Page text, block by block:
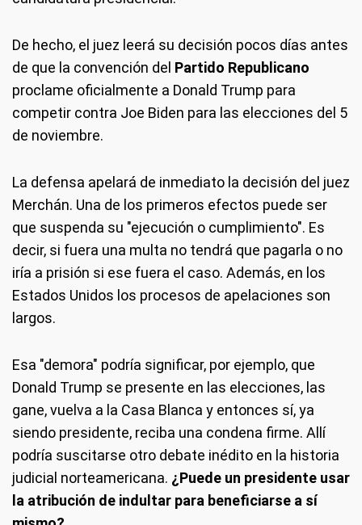
De hecho, el juez leerá su decisión pocos días antes
de que la convención del Partido Republicano
proclame oficialmente a Donald Trump para
competir contra Joe Biden para las elecciones del 5
de noviembre.
La defensa apelará de inmediato la decisión del juez
Merchán. Una de los primeros efectos puede ser
que suspenda su "ejecución o cumplimiento". Es
decir, si fuera una multa no tendrá que pagarla o no
iría a prisión si ese fuera el caso. Además, en los
Estados Unidos los procesos de apelaciones son
largos.
Esa "demora" podría significar, por ejemplo, que
Donald Trump se presente en las elecciones, las
gane, vuelva a la Casa Blanca y entonces sí, ya
siendo presidente, reciba una condena firme. Allí
podría suscitarse otro debate inédito en la historia
judicial norteamericana. ¿Puede un presidente usar
la atribución de indultar para beneficiarse a sí